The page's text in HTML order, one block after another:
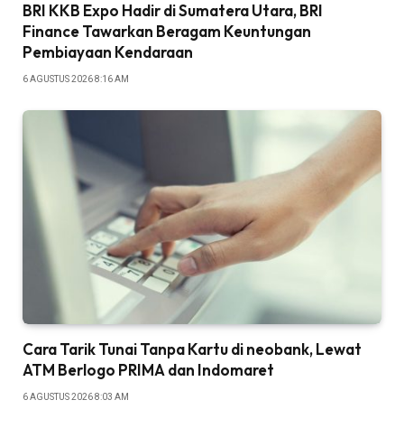
BRI KKB Expo Hadir di Sumatera Utara, BRI
Finance Tawarkan Beragam Keuntungan
Pembiayaan Kendaraan
6 AGUSTUS 2026 8:16 AM
Cara Tarik Tunai Tanpa Kartu di neobank, Lewat
ATM Berlogo PRIMA dan Indomaret
6 AGUSTUS 2026 8:03 AM